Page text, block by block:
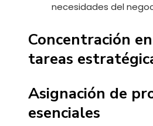
necesidades del
Concentración en
tareas
Asignación de
esenciales